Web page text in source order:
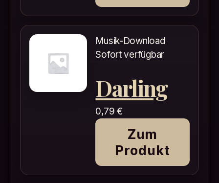
Musik-Download
Sofort verfügbar
Darling
0,79€
Zum
Produkt